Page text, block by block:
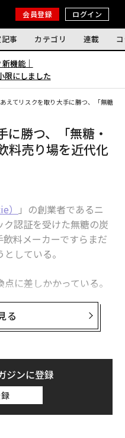
会員登録 ログイン
事 カテゴリ 連載
機能｜
限にしました
あえてリスクを取り大手に勝つ、「無糖・
に勝つ、「無糖・
料売り場を近代化
）
」の創業者であるニ
認証を受けた無糖の炭
料メーカーですらまだ
している。
に差しかかっている。
だ。現在、
らの薬を使用していると
、半年以内に食料品支
りわけ砂糖を多く含む超
う。こうした変化の到
続けてきた。
る
ジンに登録